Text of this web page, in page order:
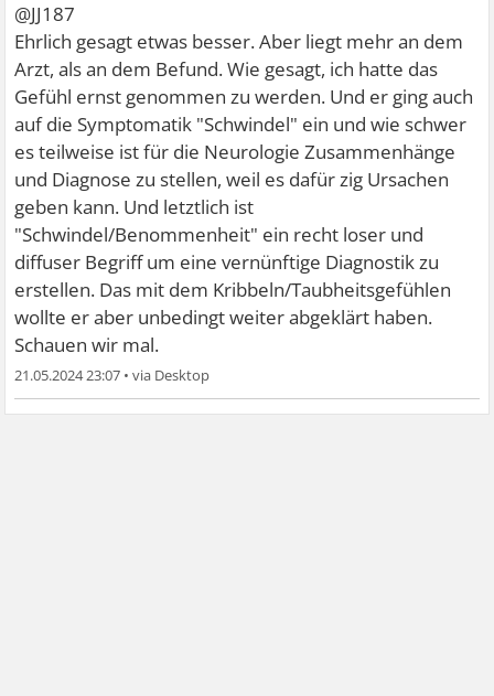
@JJ187
Ehrlich gesagt etwas besser. Aber liegt mehr an dem
Arzt, als an dem Befund. Wie gesagt, ich hatte das
Gefühl ernst genommen zu werden. Und er ging auch
auf die Symptomatik "Schwindel" ein und wie schwer
es teilweise ist für die Neurologie Zusammenhänge
und Diagnose zu stellen, weil es dafür zig Ursachen
geben kann. Und letztlich ist
"Schwindel/Benommenheit" ein recht loser und
diffuser Begriff um eine vernünftige Diagnostik zu
erstellen. Das mit dem Kribbeln/Taubheitsgefühlen
wollte er aber unbedingt weiter abgeklärt haben.
Schauen wir mal.
21.05.2024 23:07 •